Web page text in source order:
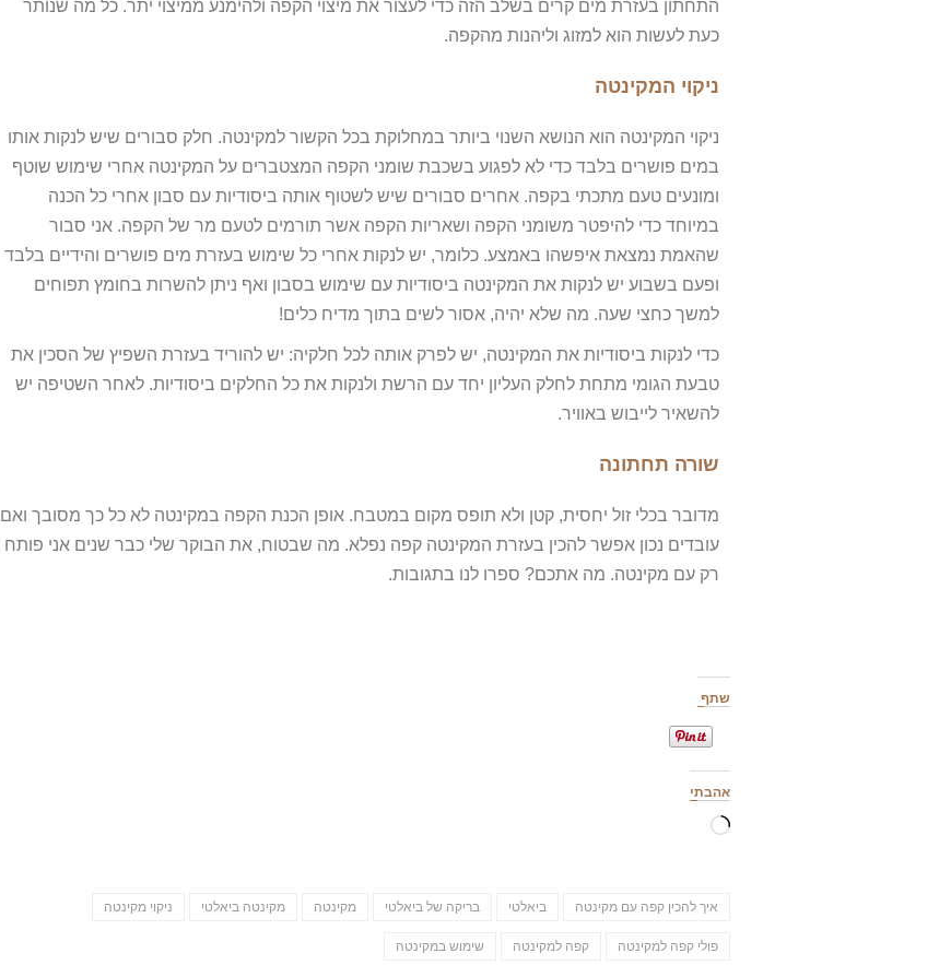
התחתון בעזרת מים קרים בשלב הזה כדי לעצור את מיצוי הקפה ולהימנע ממיצוי יתר. כל מה שנותר
כעת לעשות הוא למזוג וליהנות מהקפה.
ניקוי המקינטה
ניקוי המקינטה הוא הנושא השנוי ביותר במחלוקת בכל הקשור למקינטה. חלק סבורים שיש לנקות אותו
במים פושרים בלבד כדי לא לפגוע בשכבת שומני הקפה המצטברים על המקינטה אחרי שימוש שוטף
ומונעים טעם מתכתי בקפה. אחרים סבורים שיש לשטוף אותה ביסודיות עם סבון אחרי כל הכנה
במיוחד כדי להיפטר משומני הקפה ושאריות הקפה אשר תורמים לטעם מר של הקפה. אני סבור
שהאמת נמצאת איפשהו באמצע. כלומר, יש לנקות אחרי כל שימוש בעזרת מים פושרים והידיים בלבד
ופעם בשבוע יש לנקות את המקינטה ביסודיות עם שימוש בסבון ואף ניתן להשרות בחומץ תפוחים
למשך כחצי שעה. מה שלא יהיה, אסור לשים בתוך מדיח כלים!
כדי לנקות ביסודיות את המקינטה, יש לפרק אותה לכל חלקיה: יש להוריד בעזרת השפיץ של הסכין את
טבעת הגומי מתחת לחלק העליון יחד עם הרשת ולנקות את כל החלקים ביסודיות. לאחר השטיפה יש
להשאיר לייבוש באוויר.
שורה תחתונה
מדובר בכלי זול יחסית, קטן ולא תופס מקום במטבח. אופן הכנת הקפה במקינטה לא כל כך מסובך ואם
עובדים נכון אפשר להכין בעזרת המקינטה קפה נפלא. מה שבטוח, את הבוקר שלי כבר שנים אני פותח
רק עם מקינטה. מה אתכם? ספרו לנו בתגובות.
שתף
אהבתי
איך להכין קפה עם מקינטה ביאלטי בריקה של ביאלטי מקינטה מקינטה ביאלטי ניקוי מקינטה
פולי קפה למקינטה קפה למקינטה שימוש במקינטה